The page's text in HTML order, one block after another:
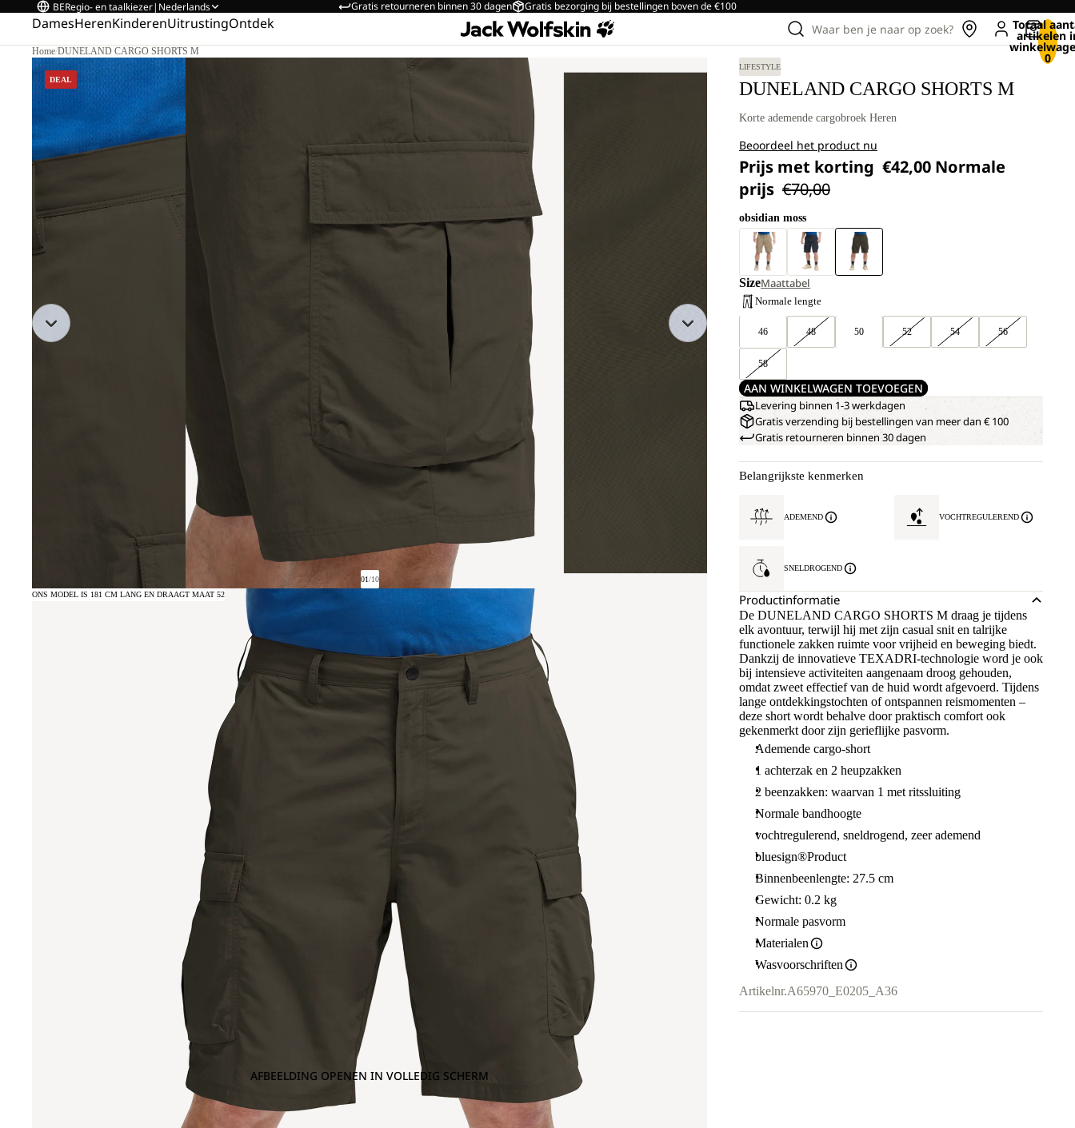
Gratis retourneren binnen 30 dagen Gratis bezorging bij bestellingen boven de €100
BERegio- en taalkiezer| Nederlands
DamesHerenKinderenUitrustingOntdek Waar ben je naar op zoek? Totaal
artikelen
0
Home/DUNELAND CARGO SHORTS M
DEAL
01/10
AFBEELDING OPENEN IN VOLLEDIG SCHERM
ONS MODEL IS 181 CM LANG EN DRAAGT MAAT 52
LIFESTYLE
DUNELAND CARGO SHORTS M
Korte ademende cargobroek Heren
Beoordeel het product nu
Prijs met korting €42,00 Normale
prijs €70,00
obsidian moss
SizeMaattabel
Normale lengte
46 48 50 52 54 56
58
AAN WINKELWAGEN TOEVOEGEN
Levering binnen 1-3 werkdagen
Gratis verzending bij bestellingen van meer dan € 100
Gratis retourneren binnen 30 dagen
Belangrijkste kenmerken
ADEMEND VOCHTREGULEREND
SNELDROGEND
Productinformatie
De DUNELAND CARGO SHORTS M draag je tijdens
elk avontuur, terwijl hij met zijn casual snit en talrijke
functionele zakken ruimte voor vrijheid en beweging biedt.
Dankzij de innovatieve TEXADRI-technologie word je ook
bij intensieve activiteiten aangenaam droog gehouden,
omdat zweet effectief van de huid wordt afgevoerd. Tijdens
lange ontdekkingstochten of ontspannen reismomenten –
deze short wordt behalve door praktisch comfort ook
gekenmerkt door zijn gerieflijke pasvorm.
Ademende cargo-short
1 achterzak en 2 heupzakken
2 beenzakken: waarvan 1 met ritssluiting
Normale bandhoogte
vochtregulerend, sneldrogend, zeer ademend
bluesign®Product
Binnenbeenlengte: 27.5 cm
Gewicht: 0.2 kg
Normale pasvorm
Materialen
Wasvoorschriften
Artikelnr.A65970_E0205_A36